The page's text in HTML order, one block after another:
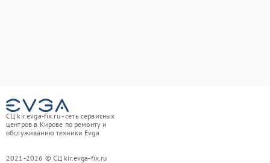
СЦ kir.evga-fix.ru - сеть сервисных
центров в Кирове по ремонту и
обслуживанию техники Evga
2021-2026 © СЦ kir.evga-fix.ru